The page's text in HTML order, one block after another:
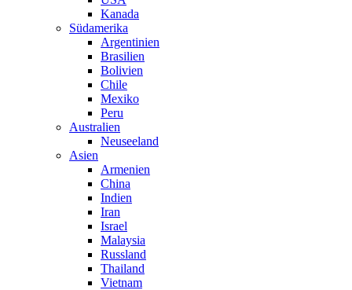
Kanada
Südamerika
Argentinien
Brasilien
Bolivien
Chile
Mexiko
Peru
Australien
Neuseeland
Asien
Armenien
China
Indien
Iran
Israel
Malaysia
Russland
Thailand
Vietnam